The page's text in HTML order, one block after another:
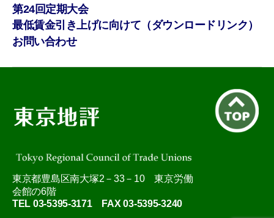
第24回定期大会
最低賃金引き上げに向けて（ダウンロードリンク）
お問い合わせ
東京都豊島区南大塚2－33－10 東京労働
会館の6階
TEL 03-5395-3171 FAX 03-5395-3240